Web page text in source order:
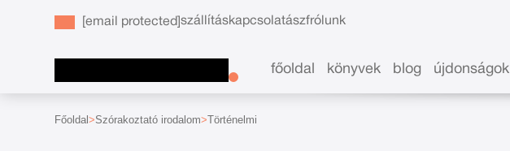
[email protected]szállításkapcsolatászfrólunk
főoldal könyvek blog újdonságok
Főoldal Szórakoztató irodalom Történelmi